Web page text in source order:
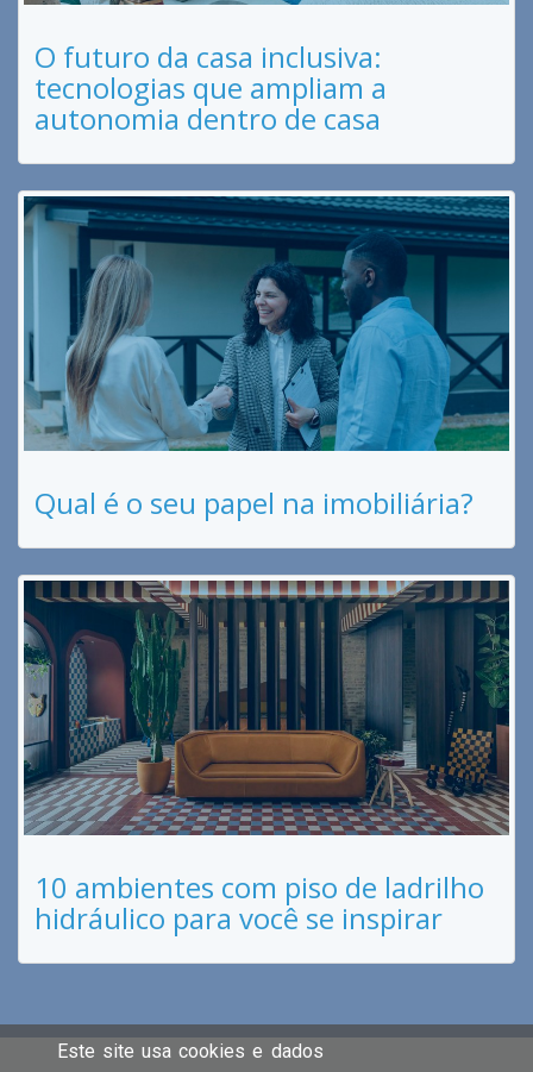
O futuro da casa inclusiva:
tecnologias que ampliam a
autonomia dentro de casa
Qual é o seu papel na imobiliária?
10 ambientes com piso de ladrilho
hidráulico para você se inspirar
Este site usa cookies e dados